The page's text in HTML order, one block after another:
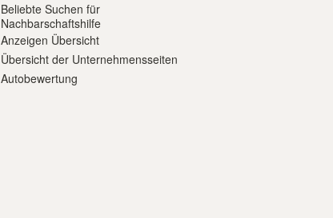
Beliebte Suchen für
Nachbarschaftshilfe
Anzeigen Übersicht
Übersicht der Unternehmensseiten
Autobewertung